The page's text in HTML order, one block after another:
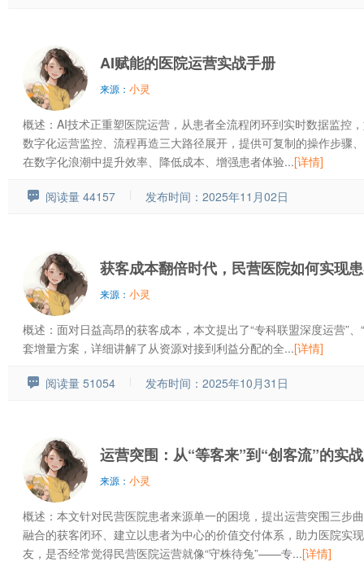
AI赋能的医院运营实战手册
来源： 小灵
概述：AI技术正重塑医院运营，从患者全流程闭环到实时数据监控
数字化运营监控、流程再造三大路径展开，提供可复制的操作步骤
在数字化浪潮中提升效率、降低成本、增强患者体验...[详情]
阅读量 44157 发布时间：2025年11月02日
获客成本翻倍时代，民营医院如何实现
来源： 小灵
概述：面对日益高昂的获客成本，本文提出了“专科联盟深度运营”
套增量方案，详细讲解了从资源对接到利益分配的全...[详情]
阅读量 51054 发布时间：2025年10月31日
运营突围：从“等客来”到“创客流”的实
来源： 小灵
概述：本文针对民营医院患者来源单一的困境，提出运营突围三步
融合的获客闭环、建立以患者为中心的价值交付体系，助力医院实
友，是否经常觉得民营医院运营就像“守株待兔”——专...[详情]